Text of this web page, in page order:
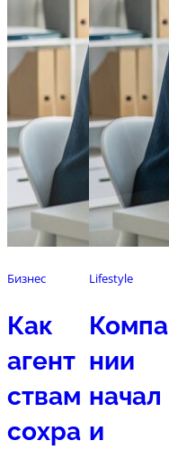
Бизнес
Как
агент
ствам
сохра
Lifestyle
Компа
нии
начал
и